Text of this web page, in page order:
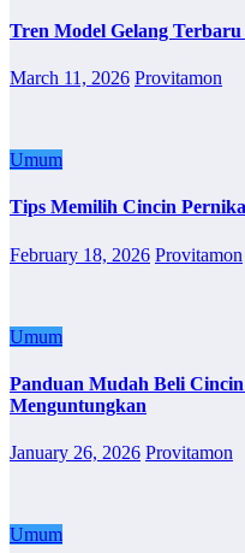
Tren Model Gelang
March 11, 2026 Provitamon
Umum
Tips Memilih Cincin
February 18, 2026 Provitamon
Umum
Panduan Mudah Beli
Menguntungkan
January 26, 2026 Provitamon
Umum